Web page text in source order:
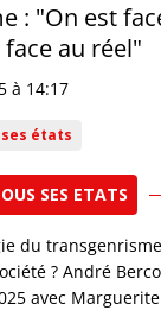
: "On est
au réel"
à 14:17
états
SES ETATS
du
? André
avec